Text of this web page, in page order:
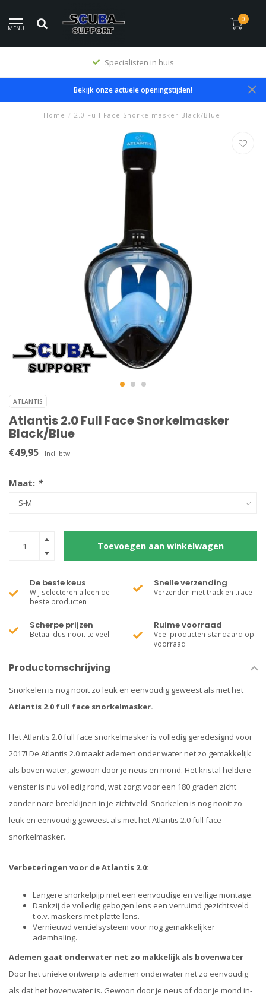
MENU
0
Premium producten
Bekijk onze actuele openingstijden!
Home / 2.0 Full Face Snorkelmasker Black/Blue
ATLANTIS
Atlantis 2.0 Full Face Snorkelmasker
Black/Blue
€49,95 Incl. btw
Maat: *
Toevoegen aan winkelwagen
De beste keus
Wij selecteren alleen de
beste producten
Snelle verzending
Verzenden met track en trace
Scherpe prijzen
Betaal dus nooit te veel
Ruime voorraad
Veel producten standaard op
voorraad
Productomschrijving
Snorkelen is nog nooit zo leuk en eenvoudig geweest als met het
Atlantis 2.0 full face snorkelmasker.
Het Atlantis 2.0 full face snorkelmasker is volledig geredesignd voor
2017! De Atlantis 2.0 maakt ademen onder water net zo gemakkelijk
als boven water, gewoon door je neus en mond. Het kristal heldere
venster is nu volledig rond, wat zorgt voor een 180 graden zicht
zonder nare breeklijnen in je zichtveld. Snorkelen is nog nooit zo
leuk en eenvoudig geweest als met het Atlantis 2.0 full face
snorkelmasker.
Verbeteringen voor de Atlantis 2.0:
Langere snorkelpijp met een eenvoudige en veilige montage.
Dankzij de volledig gebogen lens een verruimd gezichtsveld
t.o.v. maskers met platte lens.
Vernieuwd ventielsysteem voor nog gemakkelijker
ademhaling.
Ademen gaat onderwater net zo makkelijk als bovenwater
Door het unieke ontwerp is ademen onderwater net zo eenvoudig
als dat het bovenwater is. Gewoon door je neus of door je mond in-